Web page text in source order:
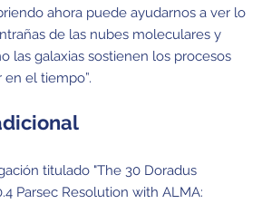
ahora puede ayudarnos a ver lo
de las nubes moleculares y
las galaxias sostienen los procesos
el tiempo”.
titulado "The 30 Doradus
Parsec Resolution with ALMA: